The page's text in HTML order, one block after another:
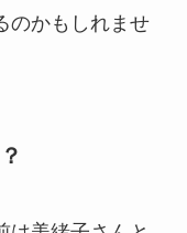
のかもしれませ